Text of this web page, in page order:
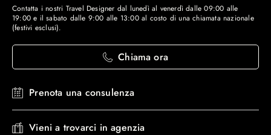
Contatta i nostri Travel Designer dal lunedì al venerdì dalle 09:00 alle
19:00 e il sabato dalle 9:00 alle 13:00 al costo di una chiamata nazionale
(festivi esclusi).
Chiama ora
Prenota una consulenza
Vieni a trovarci in agenzia